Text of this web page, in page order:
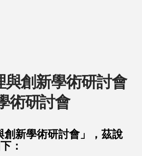
與創新學術研討會
術研討會
創新學術研討會」，茲說
：